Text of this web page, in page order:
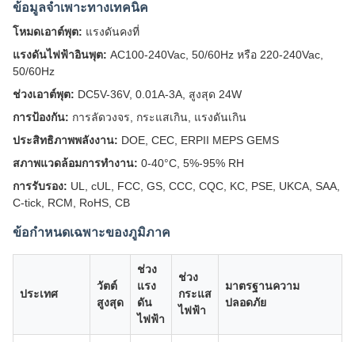
ข้อมูลจำเพาะทางเทคนิค
โหมดเอาต์พุต: แรงดันคงที่
แรงดันไฟฟ้าอินพุต: AC100-240Vac, 50/60Hz หรือ 220-240Vac,
50/60Hz
ช่วงเอาต์พุต: DC5V-36V, 0.01A-3A, สูงสุด 24W
การป้องกัน: การลัดวงจร, กระแสเกิน, แรงดันเกิน
ประสิทธิภาพพลังงาน: DOE, CEC, ERPII MEPS GEMS
สภาพแวดล้อมการทำงาน: 0-40°C, 5%-95% RH
การรับรอง: UL, cUL, FCC, GS, CCC, CQC, KC, PSE, UKCA, SAA,
C-tick, RCM, RoHS, CB
ข้อกำหนดเฉพาะของภูมิภาค
ประเทศ
วัตต์
สูงสุด
ช่วง
แรง
ดัน
ไฟฟ้า
ช่วง
กระแส
ไฟฟ้า
มาตรฐานความ
ปลอดภัย